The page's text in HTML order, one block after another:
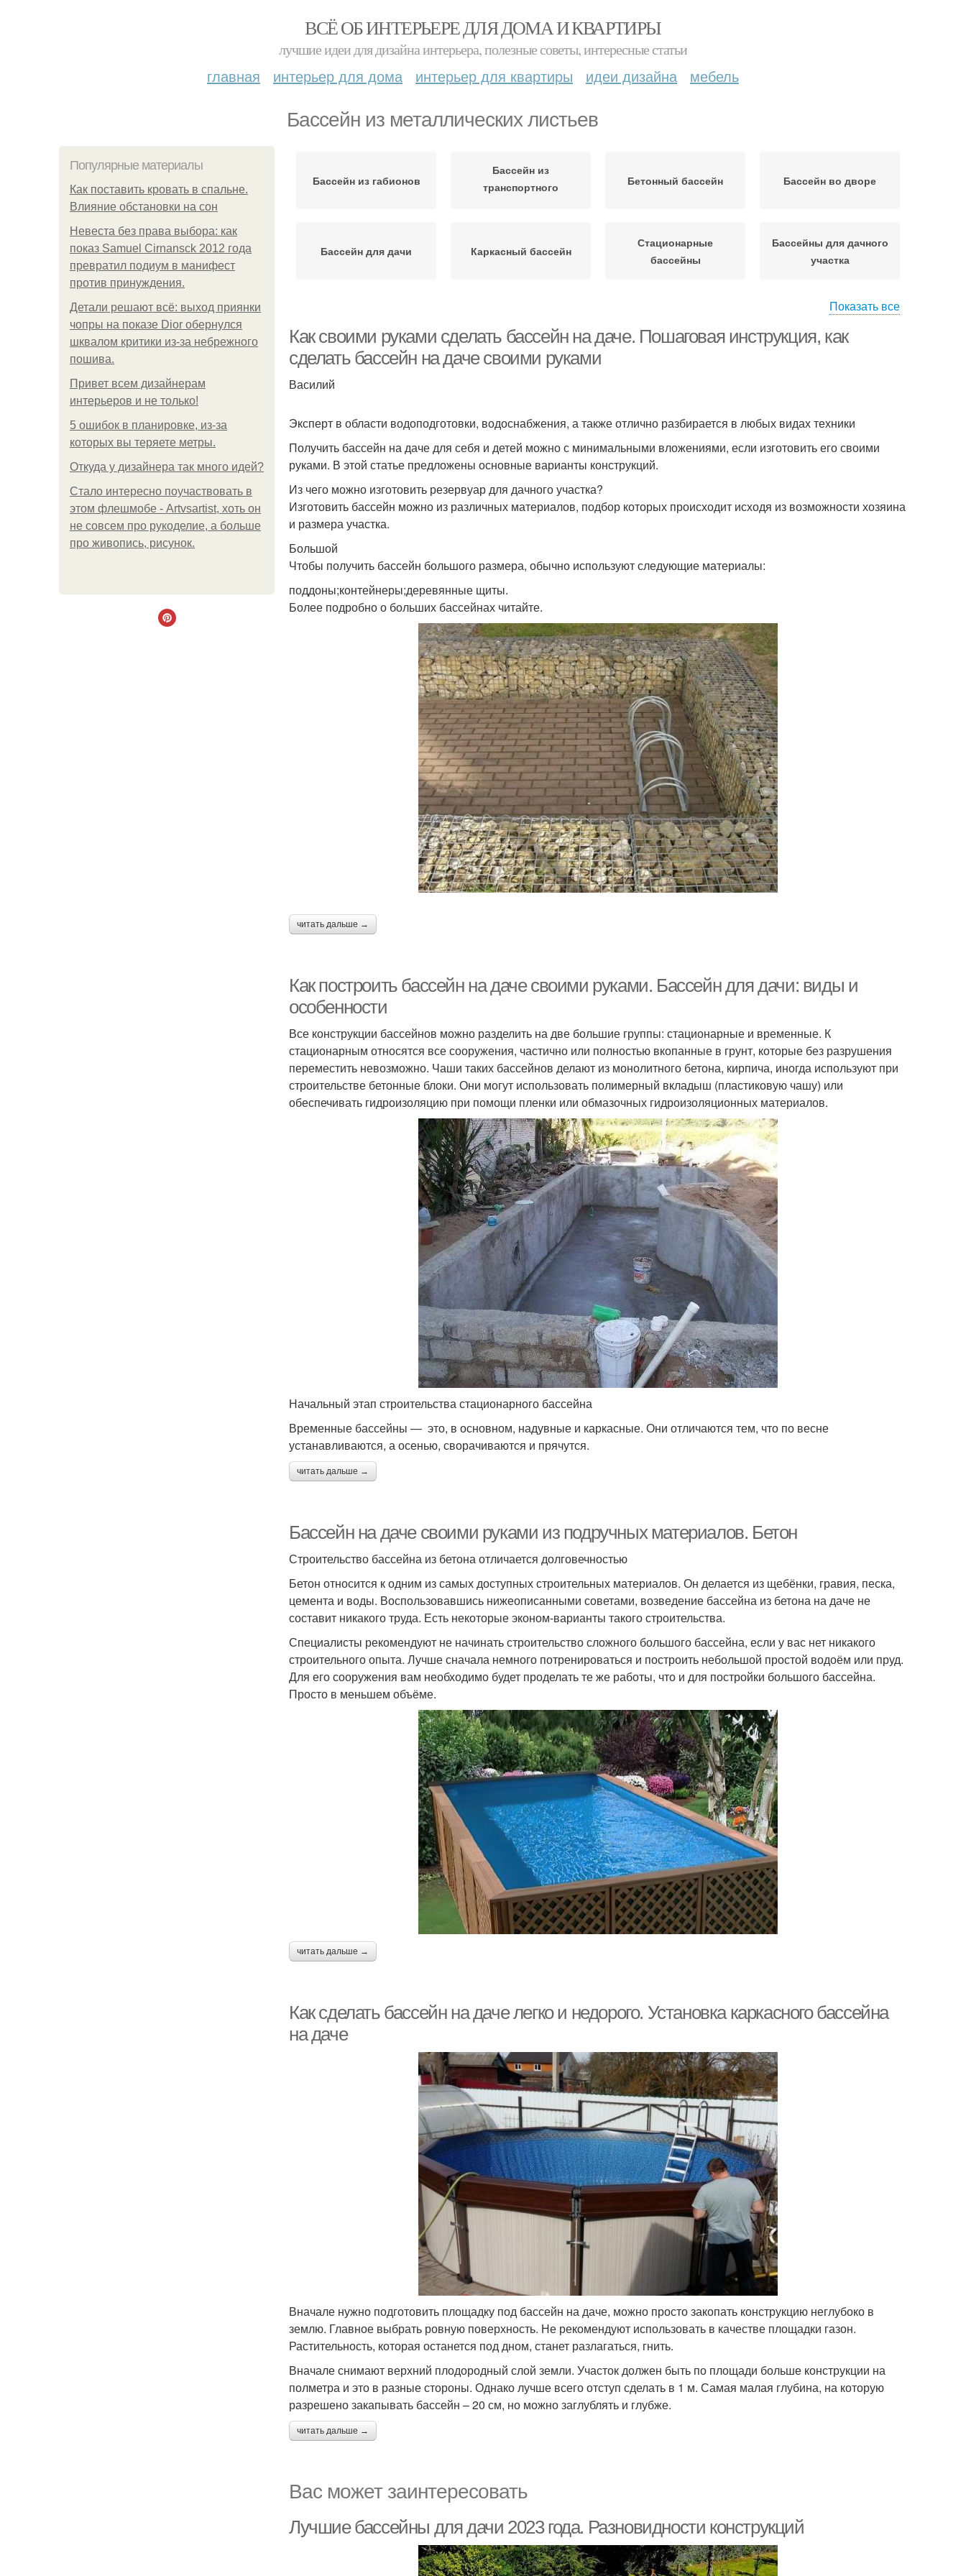
ВСЁ ОБ ИНТЕРЬЕРЕ ДЛЯ ДОМА И КВАРТИРЫ
лучшие идеи для дизайна интерьера, полезные советы, интересные статьи
главная интерьер для дома интерьер для квартиры идеи дизайна мебель
Бассейн из металлических листьев
Популярные материалы
Как поставить кровать в спальне.
Влияние обстановки на сон
Невеста без права выбора: как
показ Samuel Cirnansck 2012 года
превратил подиум в манифест
против принуждения.
Детали решают всё: выход приянки
чопры на показе Dior обернулся
шквалом критики из-за небрежного
пошива.
Привет всем дизайнерам
интерьеров и не только!
5 ошибок в планировке, из-за
которых вы теряете метры.
Откуда у дизайнера так много идей?
Стало интересно поучаствовать в
этом флешмобе - Artvsartist, хоть он
не совсем про рукоделие, а больше
про живопись, рисунок.
Бассейн из габионов
Бассейн из
транспортного
Бетонный бассейн Бассейн во дворе
Бассейн для дачи Каркасный бассейн
Стационарные
бассейны
Бассейны для дачного
участка
Дачные бассейны
Показать все
Как своими руками сделать бассейн на даче. Пошаговая инструкция, как
сделать бассейн на даче своими руками
Василий
Эксперт в области водоподготовки, водоснабжения, а также отлично разбирается в любых видах техники
Получить бассейн на даче для себя и детей можно с минимальными вложениями, если изготовить его своими
руками. В этой статье предложены основные варианты конструкций.
Из чего можно изготовить резервуар для дачного участка?
Изготовить бассейн можно из различных материалов, подбор которых происходит исходя из возможности хозяина
и размера участка.
Большой
Чтобы получить бассейн большого размера, обычно используют следующие материалы:
поддоны;контейнеры;деревянные щиты.
Более подробно о больших бассейнах читайте.
читать дальше →
Как построить бассейн на даче своими руками. Бассейн для дачи: виды и
особенности
Все конструкции бассейнов можно разделить на две большие группы: стационарные и временные. К
стационарным относятся все сооружения, частично или полностью вкопанные в грунт, которые без разрушения
переместить невозможно. Чаши таких бассейнов делают из монолитного бетона, кирпича, иногда используют при
строительстве бетонные блоки. Они могут использовать полимерный вкладыш (пластиковую чашу) или
обеспечивать гидроизоляцию при помощи пленки или обмазочных гидроизоляционных материалов.
Начальный этап строительства стационарного бассейна
Временные бассейны — это, в основном, надувные и каркасные. Они отличаются тем, что по весне
устанавливаются, а осенью, сворачиваются и прячутся.
читать дальше →
Бассейн на даче своими руками из подручных материалов. Бетон
Строительство бассейна из бетона отличается долговечностью
Бетон относится к одним из самых доступных строительных материалов. Он делается из щебёнки, гравия, песка,
цемента и воды. Воспользовавшись нижеописанными советами, возведение бассейна из бетона на даче не
составит никакого труда. Есть некоторые эконом-варианты такого строительства.
Специалисты рекомендуют не начинать строительство сложного большого бассейна, если у вас нет никакого
строительного опыта. Лучше сначала немного потренироваться и построить небольшой простой водоём или пруд.
Для его сооружения вам необходимо будет проделать те же работы, что и для постройки большого бассейна.
Просто в меньшем объёме.
читать дальше →
Как сделать бассейн на даче легко и недорого. Установка каркасного бассейна
на даче
Вначале нужно подготовить площадку под бассейн на даче, можно просто закопать конструкцию неглубоко в
землю. Главное выбрать ровную поверхность. Не рекомендуют использовать в качестве площадки газон.
Растительность, которая останется под дном, станет разлагаться, гнить.
Вначале снимают верхний плодородный слой земли. Участок должен быть по площади больше конструкции на
полметра и это в разные стороны. Однако лучше всего отступ сделать в 1 м. Самая малая глубина, на которую
разрешено закапывать бассейн – 20 см, но можно заглублять и глубже.
читать дальше →
Вас может заинтересовать
Лучшие бассейны для дачи 2023 года. Разновидности конструкций